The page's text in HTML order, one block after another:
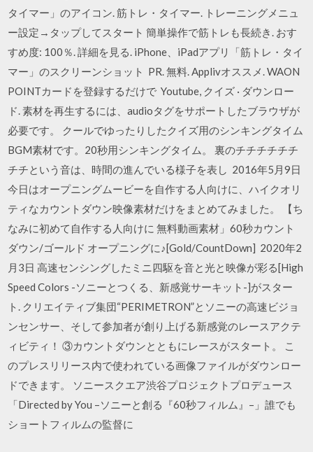
タイマー」のアイコン. 筋トレ・タイマー. トレーニングメニュ
ー設定→タップしてスタート 簡単操作で筋トレも長続き. おす
すめ度: 100％. 詳細を見る. iPhone、iPadアプリ「筋トレ・タイ
マー」のスクリーンショット PR. 無料. Applivオススメ. WAON
POINTカードを登録するだけで Youtube, クイズ · ダウンロー
ド. 素材を再生するには、audioタグをサポートしたブラウザが
必要です。 クールでゆったりしたクイズ用のシンキングタイム
BGM素材です。20秒用シンキングタイム。 裏のチチチチチチ
チチという音は、時間の進んでいる様子を表し 2016年5月9日
今日はオープニングムービーを自作する人向けに、ハイクオリ
ティなカウントダウン映像素材だけをまとめてみました。 【ち
なみに初めて自作する人向けに 無料動画素材」60秒カウント
ダウン/ゴールド オープニングに♪[Gold/CountDown] 2020年2
月3日 高速センシングしたミニ四駆を音と光と映像が彩る[High
Speed Colors -ソニーとつくる、新感覚サーキット-]がスター
ト. クリエイティブ集団“PERIMETRON”とソニーの高速ビジョ
ンセンサー、そして参加者が創り上げる新感覚のレースアクテ
ィビティ！ ③カウントダウンとともにレースがスタート。 こ
のプレスリリース内で使われている画像ファイルがダウンロー
ドできます。 ソニースクエア渋谷プロジェクトプロデュース
「Directed by You –ソニーと創る『60秒フィルム』–」誰でも
ショートフィルムの監督に